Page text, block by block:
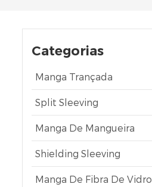
Categorias
Manga Trançada
Split Sleeving
Manga De Mangueira
Shielding Sleeving
Manga De Fibra De Vidro